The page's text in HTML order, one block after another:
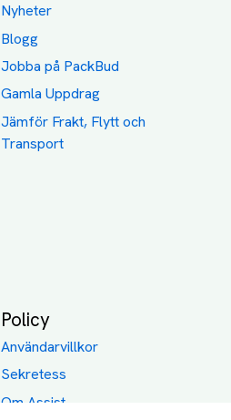
Nyheter
Blogg
Jobba på PackBud
Gamla Uppdrag
Jämför Frakt, Flytt och
Transport
Policy
Användarvillkor
Sekretess
Om Assist